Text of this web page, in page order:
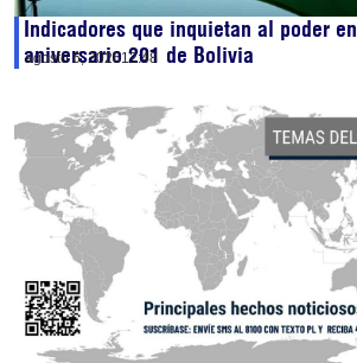
Indicadores que inquietan al poder en
aniversario 201 de Bolivia
agosto 6, 202612:48